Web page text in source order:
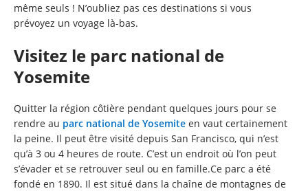
même seuls ! N’oubliez pas ces destinations si vous
prévoyez un voyage là-bas.
Visitez le parc national de
Yosemite
Quitter la région côtière pendant quelques jours pour se
rendre au parc national de Yosemite en vaut certainement
la peine. Il peut être visité depuis San Francisco, qui n’est
qu’à 3 ou 4 heures de route. C’est un endroit où l’on peut
s’évader et se retrouver seul ou en famille.Ce parc a été
fondé en 1890. Il est situé dans la chaîne de montagnes de